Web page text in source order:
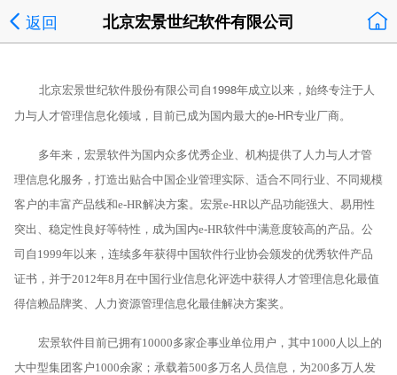
返回 北京宏景世纪软件有限公司
北京宏景世纪软件股份有限公司自1998年成立以来，始终专注于人
力与人才管理信息化领域，目前已成为国内最大的e-HR专业厂商。
多年来，宏景软件为国内众多优秀企业、机构提供了人力与人才管
理信息化服务，打造出贴合中国企业管理实际、适合不同行业、不同规模
客户的丰富产品线和e-HR解决方案。宏景e-HR以产品功能强大、易用性
突出、稳定性良好等特性，成为国内e-HR软件中满意度较高的产品。公
司自1999年以来，连续多年获得中国软件行业协会颁发的优秀软件产品
证书，并于2012年8月在中国行业信息化评选中获得人才管理信息化最值
得信赖品牌奖、人力资源管理信息化最佳解决方案奖。
宏景软件目前已拥有10000多家企事业单位用户，其中1000人以上的
大中型集团客户1000余家；承载着500多万名人员信息，为200多万人发